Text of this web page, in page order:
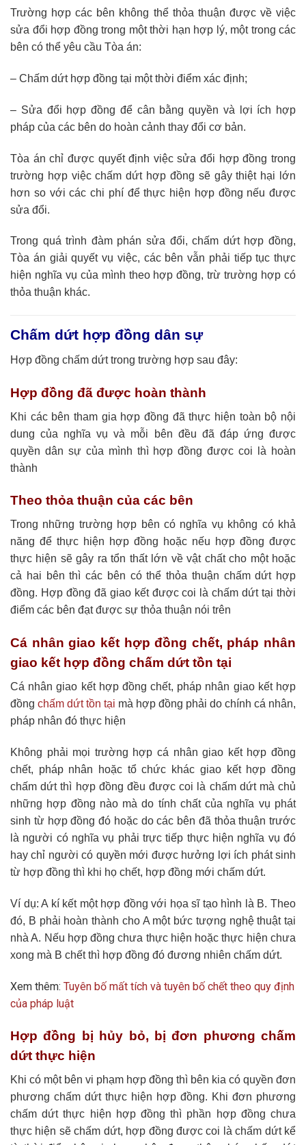
Trường hợp các bên không thể thỏa thuận được về việc
sửa đổi hợp đồng trong một thời hạn hợp lý, một trong các
bên có thể yêu cầu Tòa án:
– Chấm dứt hợp đồng tại một thời điểm xác định;
– Sửa đổi hợp đồng để cân bằng quyền và lợi ích hợp
pháp của các bên do hoàn cảnh thay đổi cơ bản.
Tòa án chỉ được quyết định việc sửa đổi hợp đồng trong
trường hợp việc chấm dứt hợp đồng sẽ gây thiệt hại lớn
hơn so với các chi phí để thực hiện hợp đồng nếu được
sửa đổi.
Trong quá trình đàm phán sửa đổi, chấm dứt hợp đồng,
Tòa án giải quyết vụ việc, các bên vẫn phải tiếp tục thực
hiện nghĩa vụ của mình theo hợp đồng, trừ trường hợp có
thỏa thuận khác.
Chấm dứt hợp đồng dân sự
Hợp đồng chấm dứt trong trường hợp sau đây:
Hợp đồng đã được hoàn thành
Khi các bên tham gia hợp đồng đã thực hiện toàn bộ nội
dung của nghĩa vụ và mỗi bên đều đã đáp ứng được
quyền dân sự của mình thì hợp đồng được coi là hoàn
thành
Theo thỏa thuận của các bên
Trong những trường hợp bên có nghĩa vụ không có khả
năng để thực hiện hợp đồng hoặc nếu hợp đồng được
thực hiện sẽ gây ra tổn thất lớn về vật chất cho một hoặc
cả hai bên thì các bên có thể thỏa thuận chấm dứt hợp
đồng. Hợp đồng đã giao kết được coi là chấm dứt tại thời
điểm các bên đạt được sự thỏa thuận nói trên
Cá nhân giao kết hợp đồng chết, pháp nhân
giao kết hợp đồng chấm dứt tồn tại
Cá nhân giao kết hợp đồng chết, pháp nhân giao kết hợp
đồng chấm dứt tồn tại mà hợp đồng phải do chính cá nhân,
pháp nhân đó thực hiện
Không phải mọi trường hợp cá nhân giao kết hợp đồng
chết, pháp nhân hoặc tổ chức khác giao kết hợp đồng
chấm dứt thì hợp đồng đều được coi là chấm dứt mà chủ
những hợp đồng nào mà do tính chất của nghĩa vụ phát
sinh từ hợp đồng đó hoặc do các bên đã thỏa thuận trước
là người có nghĩa vụ phải trực tiếp thực hiện nghĩa vụ đó
hay chỉ người có quyền mới được hưởng lợi ích phát sinh
từ hợp đồng thì khi họ chết, hợp đồng mới chấm dứt.
Ví dụ: A kí kết một hợp đồng với họa sĩ tạo hình là B. Theo
đó, B phải hoàn thành cho A một bức tượng nghệ thuật tại
nhà A. Nếu hợp đồng chưa thực hiện hoặc thực hiện chưa
xong mà B chết thì hợp đồng đó đương nhiên chấm dứt.
Xem thêm: Tuyên bố mất tích và tuyên bố chết theo quy định
của pháp luật
Hợp đồng bị hủy bỏ, bị đơn phương chấm
dứt thực hiện
Khi có một bên vi phạm hợp đồng thì bên kia có quyền đơn
phương chấm dứt thực hiện hợp đồng. Khi đơn phương
chấm dứt thực hiện hợp đồng thì phần hợp đồng chưa
thực hiện sẽ chấm dứt, hợp đồng được coi là chấm dứt kể